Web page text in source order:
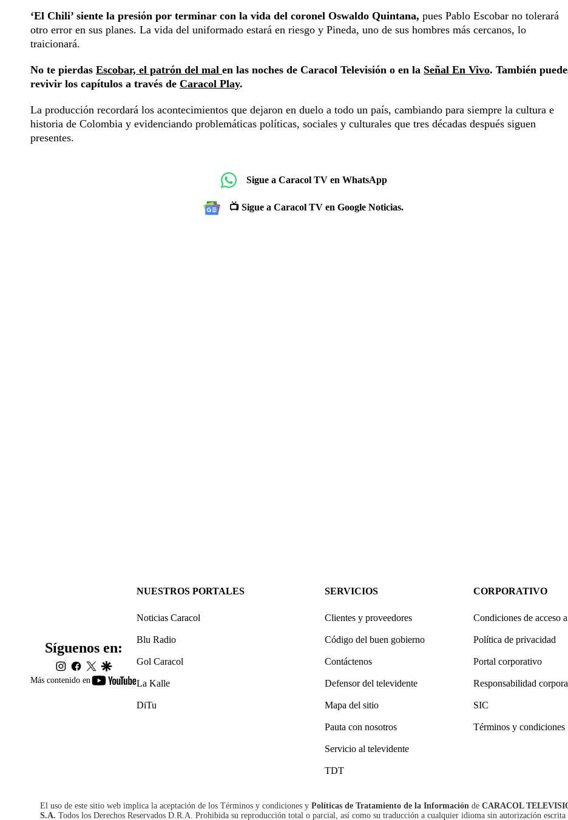
‘El Chili’ siente la presión por terminar con la vida del coronel Oswaldo Quintana, pues Pablo Escobar no tolerará
otro error en sus planes. La vida del uniformado estará en riesgo y Pineda, uno de sus hombres más cercanos, lo
traicionará.
No te pierdas Escobar, el patrón del mal en las noches de Caracol Televisión o en la Señal En Vivo. También
revivir los capítulos a través de Caracol Play.
La producción recordará los acontecimientos que dejaron en duelo a todo un país, cambiando para siempre la cultura e
historia de Colombia y evidenciando problemáticas políticas, sociales y culturales que tres décadas después siguen
presentes.
Sigue a Caracol TV en WhatsApp
📺 Sigue a Caracol TV en Google Noticias.
Más contenido en
youtube-
Síguenos en:
instagram
facebook
twittergoogle
NUESTROS PORTALES
Noticias Caracol
Blu Radio
Gol Caracol
La Kalle
DiTu
SERVICIOS
Clientes y proveedores
Código del buen gobierno
Contáctenos
Defensor del televidente
Mapa del sitio
Pauta con nosotros
Servicio al televidente
TDT
CORPORATIVO
Condiciones de acceso
Política de privacidad
Portal corporativo
Responsabilidad
SIC
Términos y condiciones
El uso de este sitio web implica la aceptación de los Términos y condiciones y Políticas de Tratamiento de la Información de CARACOL
S.A. Todos los Derechos Reservados D.R.A. Prohibida su reproducción total o parcial, así como su traducción a cualquier idioma sin autorización escrita